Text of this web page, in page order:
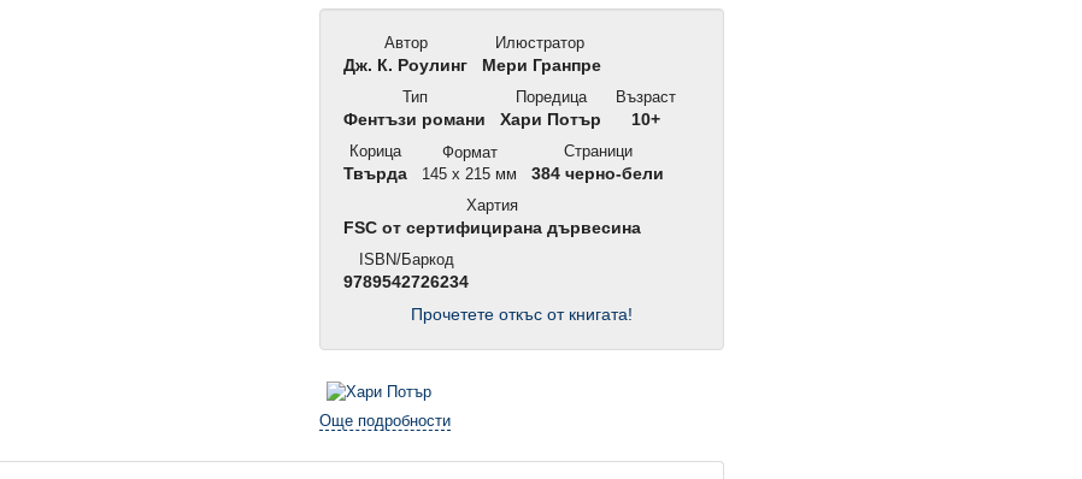
Автор
Дж. К. Роулинг
Илюстратор
Мери Гранпре
Тип
Фентъзи романи
Поредица
Хари Потър
Възраст
10+
Корица
Твърда
Формат
145 x 215 мм
Страници
384 черно-бели
Хартия
FSC от сертифицирана дървесина
ISBN/Баркод
9789542726234
Прочетете откъс от книгата!
Още подробности